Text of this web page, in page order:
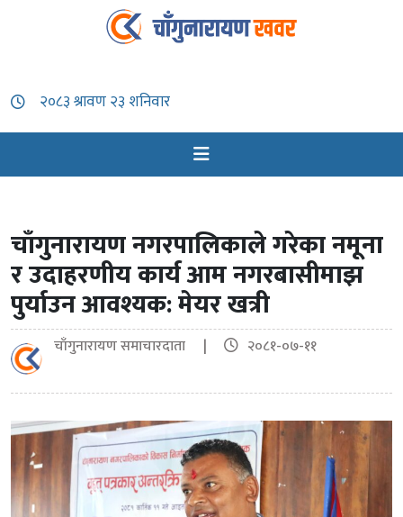
चाँगुनारायण नगरपालिकाले गरेका नमूना
र उदाहरणीय कार्य आम नगरबासीमाझ
पुर्याउन आवश्यक: मेयर खत्री
चाँगुनारायण समाचारदाता | २०८१-०७-११